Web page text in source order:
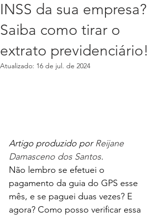
INSS da sua empresa?
Saiba como tirar o
extrato previdenciário!
Atualizado: 16 de jul. de 2024
Artigo produzido por Reijane
Damasceno dos Santos.
Não lembro se efetuei o
pagamento da guia do GPS esse
mês, e se paguei duas vezes? E
agora? Como posso verificar essa